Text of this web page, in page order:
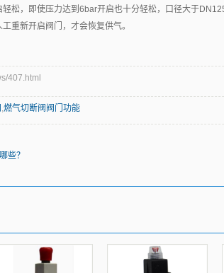
，即使压力达到6bar开启也十分轻松，口径大于
新开启阀门，才会恢复供气。
407.html
,燃气切断阀阀门功能
些？